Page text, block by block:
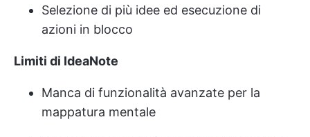
Selezione di più idee ed esecuzione di
azioni in blocco
Limiti di IdeaNote
Manca di funzionalità avanzate per la
mappatura mentale